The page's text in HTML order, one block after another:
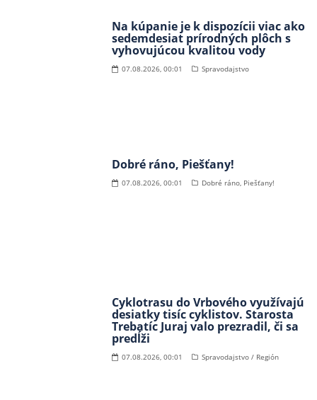
Na kúpanie je k dispozícii viac ako
sedemdesiat prírodných plôch s
vyhovujúcou kvalitou vody
07.08.2026, 00:01 Spravodajstvo
Dobré ráno, Piešťany!
07.08.2026, 00:01 Dobré ráno, Piešťany!
Cyklotrasu do Vrbového využívajú
desiatky tisíc cyklistov. Starosta
Trebatíc Juraj valo prezradil, či sa
predĺži
07.08.2026, 00:01 Spravodajstvo / Región